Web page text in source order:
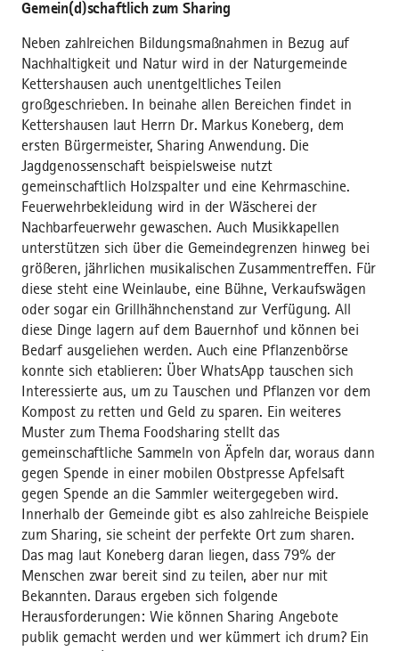
Gemein(d)schaftlich zum Sharing
Neben zahlreichen Bildungsmaßnahmen in Bezug auf
Nachhaltigkeit und Natur wird in der Naturgemeinde
Kettershausen auch unentgeltliches Teilen
großgeschrieben. In beinahe allen Bereichen findet in
Kettershausen laut Herrn Dr. Markus Koneberg, dem
ersten Bürgermeister, Sharing Anwendung. Die
Jagdgenossenschaft beispielsweise nutzt
gemeinschaftlich Holzspalter und eine Kehrmaschine.
Feuerwehrbekleidung wird in der Wäscherei der
Nachbarfeuerwehr gewaschen. Auch Musikkapellen
unterstützen sich über die Gemeindegrenzen hinweg bei
größeren, jährlichen musikalischen Zusammentreffen. Für
diese steht eine Weinlaube, eine Bühne, Verkaufswägen
oder sogar ein Grillhähnchenstand zur Verfügung. All
diese Dinge lagern auf dem Bauernhof und können bei
Bedarf ausgeliehen werden. Auch eine Pflanzenbörse
konnte sich etablieren: Über WhatsApp tauschen sich
Interessierte aus, um zu Tauschen und Pflanzen vor dem
Kompost zu retten und Geld zu sparen. Ein weiteres
Muster zum Thema Foodsharing stellt das
gemeinschaftliche Sammeln von Äpfeln dar, woraus dann
gegen Spende in einer mobilen Obstpresse Apfelsaft
gegen Spende an die Sammler weitergegeben wird.
Innerhalb der Gemeinde gibt es also zahlreiche Beispiele
zum Sharing, sie scheint der perfekte Ort zum sharen.
Das mag laut Koneberg daran liegen, dass 79% der
Menschen zwar bereit sind zu teilen, aber nur mit
Bekannten. Daraus ergeben sich folgende
Herausforderungen: Wie können Sharing Angebote
publik gemacht werden und wer kümmert ich drum? Ein